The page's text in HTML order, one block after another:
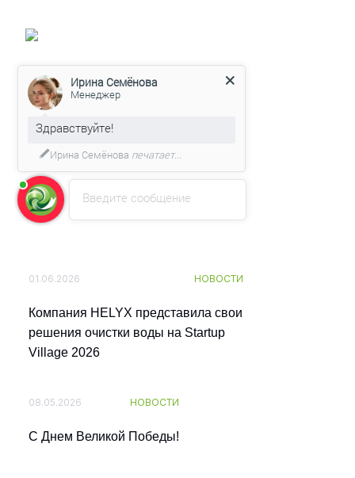
Читайте также
Все Новости Статьи
01.06.2026 НОВОСТИ
Компания HELYX представила свои
решения очистки воды на Startup
Village 2026
08.05.2026 НОВОСТИ
С Днем Великой Победы!
Введите сообщение
Менеджер
Здравствуйте!
Мы подготовили для Вас
специальное предложение!